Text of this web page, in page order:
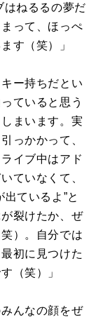
はねるるの夢だ
って、ほっぺ
す（笑）」
ー持ちだとい
ていると思う
まいます。実
っかかって、
イブ中はアド
ていなくて、
ているよ”と
裂けたか、ぜ
）。自分では
初に見つけた
（笑）」
んなの顔をぜ